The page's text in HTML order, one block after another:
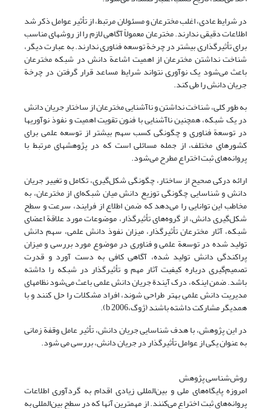
در شرایط عادی، اغلب مخترعان و مسئولان مرتبط، از تأثیر عوامل ذکر شد
اطلاعات دقیقی ندارند. مخترعان معمولاً آگاهی لازم را از روشهای مناسب
برای تأثیرگذاری بیشتر در چرخة توسعه فناوری ندارند. به عبارت دیگر،
شناخت نداشتن مخترعان از اهمیت اشاعة دانش در شبکه مخترعان
باعث می‌شود یک نوآوری نتواند شرایط مساعد قرار گرفتن در چرخة
جریان دانش را طی کند.
به طور کلی، شناخت نداشتن و ناآشنایی مخترعان از ساختار جریان دانش
در یک شبکه، همچنین ناآشنایی با فنون تقویت اهمیت و نفوذ نوآوریها
در توسعة فناوری و چگونگی کسب سهم بیشتر از توسعه علمی برای
کشورهای مختلف، از جمله مسائلی است که در پژوهشهای مرتبط با
پروانه‌های ثبت اختراع مطرح می‌شود.
ارائه درکی صحیح از ساختار، چگونگی شکل‌گیری، تکامل و تغییر جریان
دانش و شناسایی چگونگی توزیع دانش میان شبکه‌ای از مخترعان، به
مخاطب این توانایی را می‌دهد که ضمن اطلاع از فرایند، سرعت و سطح
شکل‌گیری دانش، از گروه‌های تأثیرگذار، موضوعات مورد علاقة اعضای
شبکه، آثار مخترعان تأثیرگذار، میزان نفوذ دانش علمی، سهم دانش
تولید شده در توسعة علمی و فناوری در موضوع مورد بررسی و میزان
پراکندگی دانش تولید شده، آگاهی کافی به دست آورد و قدرت
تصمیم‌گیری درباره کیفیت آثار مهم و تأثیرگذار در شبکه را داشته
باشد. ضمن اینکه، درک آیندة جریان دانش علمی باعث می‌شود نظامهای
مدیریت دانش علمی بهتر طراحی شوند، افراد مشکلات را حل کنند و با
همدیگر مشارکت داشته باشند (ژوگ،b 2006).
در این پژوهش، با هدف شناسایی جریان دانش، تأثیر عامل وقفة زمانی
به عنوان یکی از عوامل تأثیرگذار در جریان دانش، بررسی می شود.
روش‌شناسی پژوهش
امروزه پایگاه‌های ملی و بین‌المللی زیادی اقدام به گردآوری اطلاعات
پروانه‌های ثبت اختراع می‌کنند. از مهمترین آنها که در سطح بین‌المللی به